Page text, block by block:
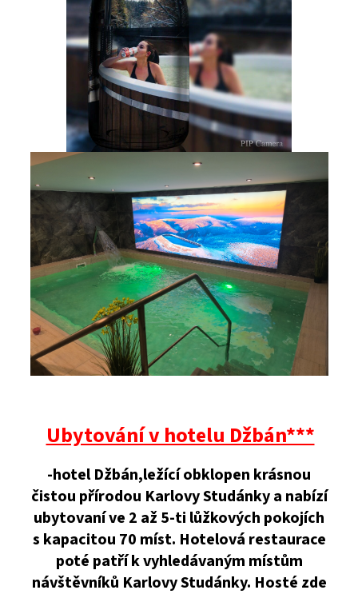
Ubytování v hotelu Džbán***
-hotel Džbán,ležící obklopen krásnou
čistou přírodou Karlovy Studánky a nabízí
ubytovaní ve 2 až 5-ti lůžkových pokojích
s kapacitou 70 míst. Hotelová restaurace
poté patří k vyhledávaným místům
návštěvníků Karlovy Studánky. Hosté zde